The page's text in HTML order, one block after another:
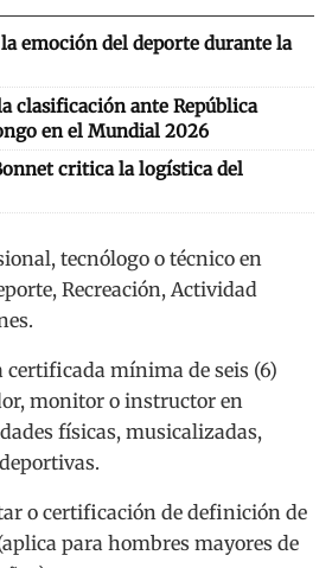
emoción del deporte durante la
clasificación ante República
en el Mundial 2026
critica la logística del
tecnólogo o técnico en
Recreación, Actividad
certificada mínima de seis (6)
monitor o instructor en
físicas, musicalizadas,
o certificación de definición de
para hombres mayores de